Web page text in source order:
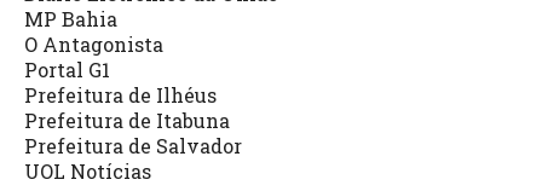
MP Bahia
O Antagonista
Portal G1
Prefeitura de Ilhéus
Prefeitura de Itabuna
Prefeitura de Salvador
UOL Notícias